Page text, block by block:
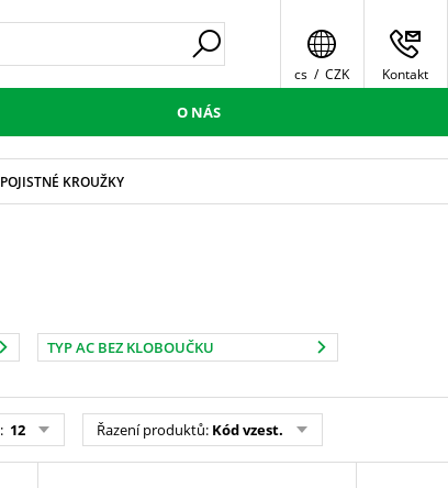
cs / CZK Kontakt
O NÁS
POJISTNÉ KROUŽKY
TYP AC BEZ KLOBOUČKU
: 12 Řazení produktů: Kód vzest.